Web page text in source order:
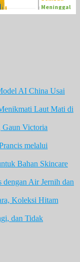
AI China Usai
Laut Mati di
Gaun Victoria
melalui
Bahan Skincare
dengan Air Jernih dan
Koleksi Hitam
dan Tidak